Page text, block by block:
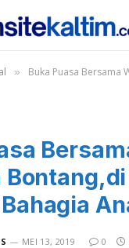
» Buka Puasa Bersama Walikota Bontang,di
MEI 13, 2019 0